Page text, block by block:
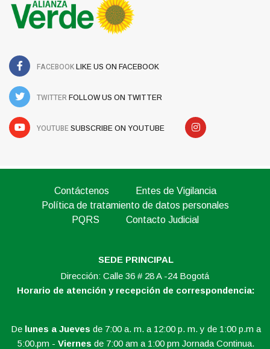
FACEBOOK LIKE US ON FACEBOOK
TWITTER FOLLOW US ON TWITTER
YOUTUBE SUBSCRIBE ON YOUTUBE
Contáctenos
Entes de Vigilancia
Política de tratamiento de datos personales
PQRS
Contacto Judicial
SEDE PRINCIPAL
Dirección: Calle 36 # 28 A -24 Bogotá
Horario de atención y recepción de correspondencia:
De lunes a Jueves de 7:00 a. m. a 12:00 p. m. y de 1:00 p.m a
5:00.pm - Viernes de 7:00 am a 1:00 pm Jornada Continua.